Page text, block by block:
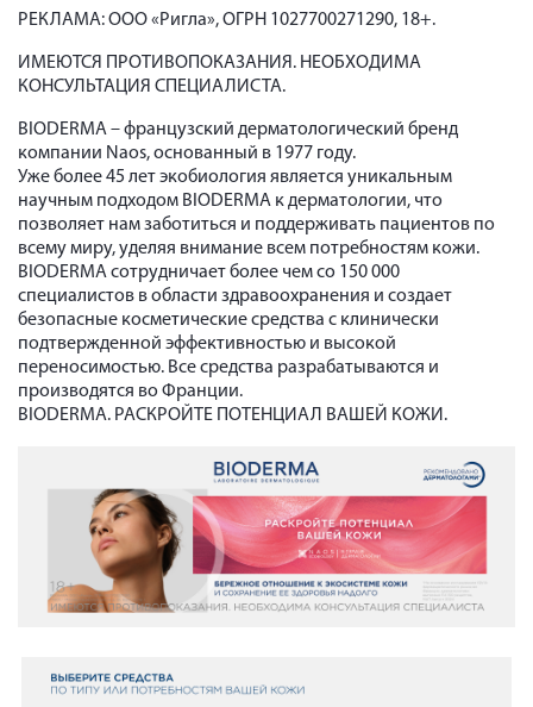
РЕКЛАМА: ООО «Ригла», ОГРН 1027700271290, 18+.
ИМЕЮТСЯ ПРОТИВОПОКАЗАНИЯ. НЕОБХОДИМА
КОНСУЛЬТАЦИЯ СПЕЦИАЛИСТА.
BIODERMA – французский дерматологический бренд
компании Naos, основанный в 1977 году.
Уже более 45 лет экобиология является уникальным
научным подходом BIODERMA к дерматологии, что
позволяет нам заботиться и поддерживать пациентов по
всему миру, уделяя внимание всем потребностям кожи.
BIODERMA сотрудничает более чем со 150 000
специалистов в области здравоохранения и создает
безопасные косметические средства с клинически
подтвержденной эффективностью и высокой
переносимостью. Все средства разрабатываются и
производятся во Франции.
BIODERMA. РАСКРОЙТЕ ПОТЕНЦИАЛ ВАШЕЙ КОЖИ.